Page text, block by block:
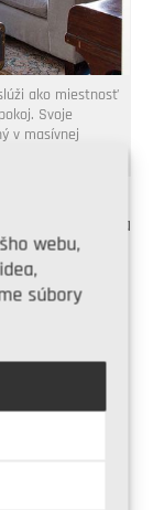
webu,
súbory
ako miestnosť
Svoje
v masívnej
šiestej, keď sa
svojich
a
a
do nového
ďalší
štrnásť,“
na dlhú
izbe